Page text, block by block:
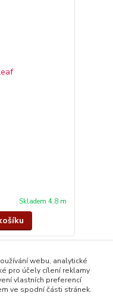
Skladem 4.8 m
webu, analytické
pro účely cílení reklamy
vlastních preferencí
ve spodní části stránek.